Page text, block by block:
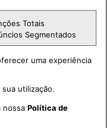
Totais
Segmentados
uma experiência
utilização.
nossaPolítica de